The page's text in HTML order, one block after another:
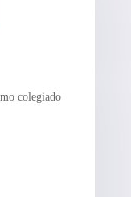
colegiado